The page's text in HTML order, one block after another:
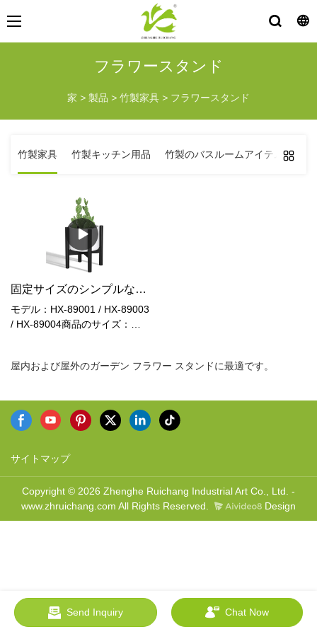
フラワースタンド
家 > 製品 > 竹製家具 > フラワースタンド
竹製家具 竹製キッチン用品 竹製のバスルームアイテム
屋内および屋外のガーデン フラワー スタンドに最適です。
固定サイズのシンプルなフラワーラック
モデル：HX-89001 / HX-89003
/ HX-89004商品のサイズ：
重量：0.5kg総重量： 0.8kg材
ク / ウォールナットモデル：
HX-89009 / HX-89012商品のサ
イズ：27(内径)×H35.5cm材
クモデル：HX-89010商品のサ
料：竹色：自然モデル：HX-
89011商品のサイズ：37(内
サイトマップ
Copyright © 2026 Zhenghe Ruichang Industrial Art Co., Ltd. -
www.zhruichang.com All Rights Reserved.
Design
Send Inquiry Chat Now